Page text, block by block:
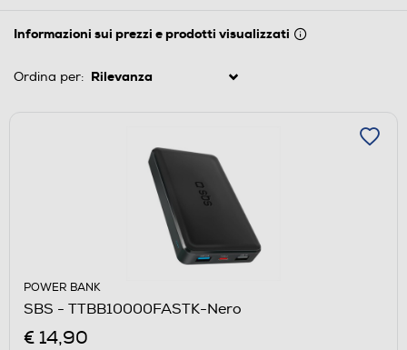
Informazioni sui prezzi e prodotti visualizzati
Ordina per:
POWER BANK
SBS - TTBB10000FASTK-Nero
€ 14,90